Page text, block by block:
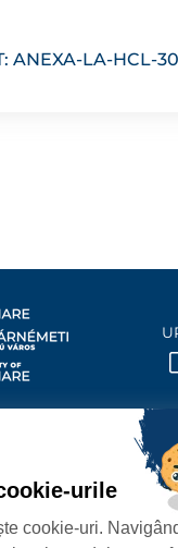
ANEXA-LA-HCL-
DATELOR
PRIMĂRIA
NR. 1 CORP M,
urile
cookie-uri.